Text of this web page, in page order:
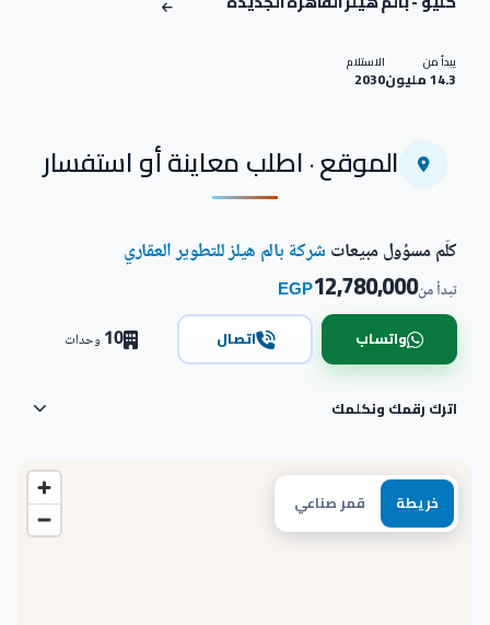
يبدأ من
14.3 مليون
الاستلام
2030
الموقع · اطلب معاينة أو استفسار
خريطة قمر صناعي
كلّم مسؤول مبيعات شركة بالم هيلز للتطوير العقاري
تبدأ من12,780,000
EGP
واتساب اتصال 10وحدات
اترك رقمك ونكلمك